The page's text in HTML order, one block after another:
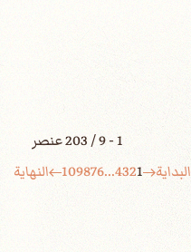
1 - 9 / 203 عنصر
البداية
1
2
3
4
...
6
7
8
9
10 النهاية